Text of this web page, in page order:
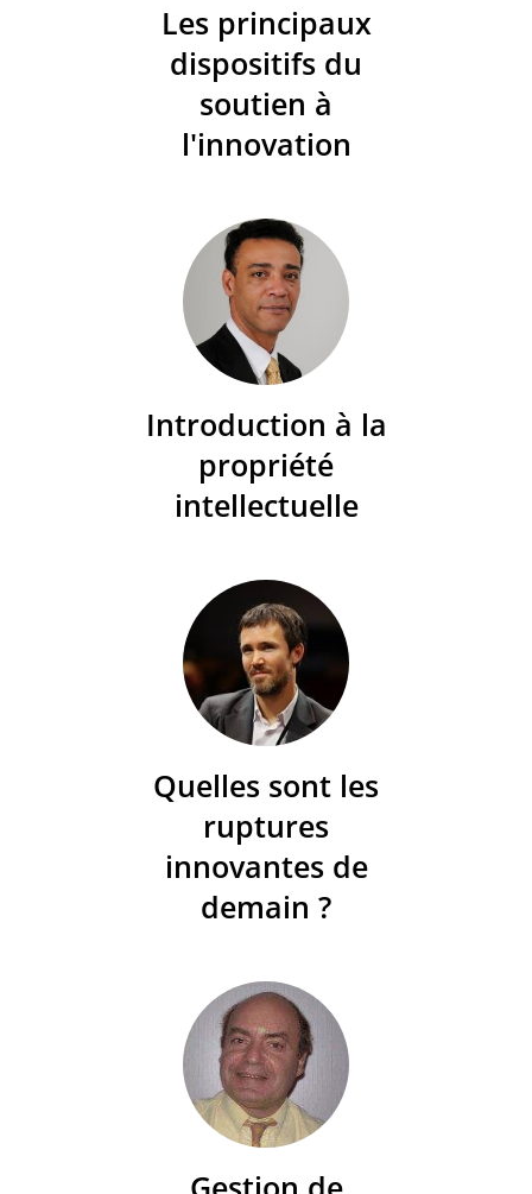
Les principaux
dispositifs du
soutien à
l'innovation
Introduction à la
propriété
intellectuelle
Quelles sont les
ruptures
innovantes de
demain ?